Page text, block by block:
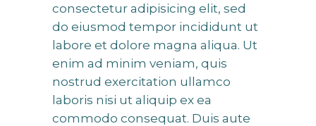
consectetur adipisicing elit, sed
do eiusmod tempor incididunt ut
labore et dolore magna aliqua. Ut
enim ad minim veniam, quis
nostrud exercitation ullamco
laboris nisi ut aliquip ex ea
commodo consequat. Duis aute